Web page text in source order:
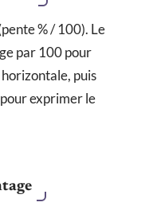
% / 100). Le
par 100 pour
puis
exprimer le